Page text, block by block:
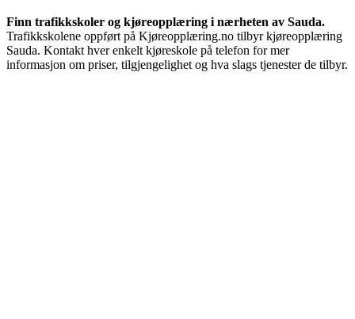
Finn trafikkskoler og kjøreopplæring i nærheten av Sauda.
Trafikkskolene oppført på Kjøreopplæring.no tilbyr kjøreopplæring
Sauda. Kontakt hver enkelt kjøreskole på telefon for mer
informasjon om priser, tilgjengelighet og hva slags tjenester de tilbyr.